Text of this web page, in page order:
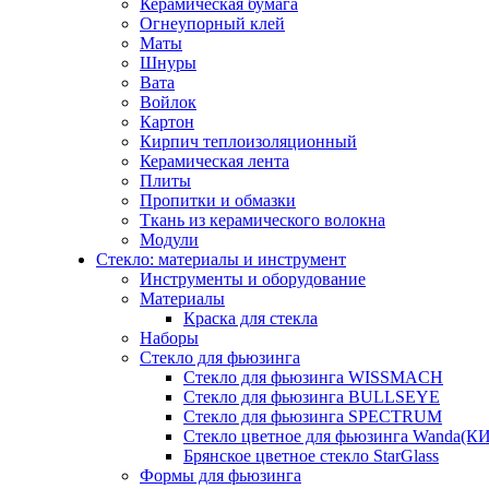
Керамическая бумага
Огнеупорный клей
Маты
Шнуры
Вата
Войлок
Картон
Кирпич теплоизоляционный
Керамическая лента
Плиты
Пропитки и обмазки
Ткань из керамического волокна
Модули
Стекло: материалы и инструмент
Инструменты и оборудование
Материалы
Краска для стекла
Наборы
Стекло для фьюзинга
Стекло для фьюзинга WISSMACH
Стекло для фьюзинга BULLSEYE
Стекло для фьюзинга SPECTRUM
Стекло цветное для фьюзинга
Брянское цветное стекло StarGlass
Формы для фьюзинга